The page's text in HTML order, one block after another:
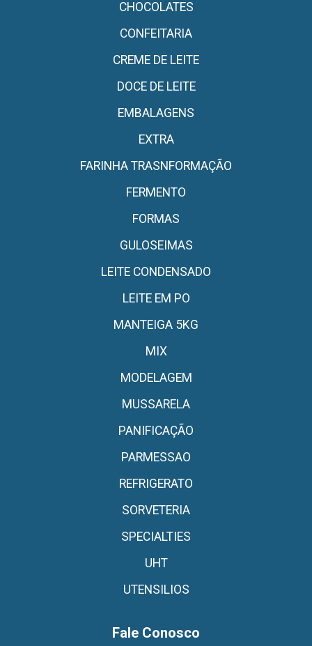
CHOCOLATES
CONFEITARIA
CREME DE LEITE
DOCE DE LEITE
EMBALAGENS
EXTRA
FARINHA TRASNFORMAÇÃO
FERMENTO
FORMAS
GULOSEIMAS
LEITE CONDENSADO
LEITE EM PO
MANTEIGA 5KG
MIX
MODELAGEM
MUSSARELA
PANIFICAÇÃO
PARMESSAO
REFRIGERATO
SORVETERIA
SPECIALTIES
UHT
UTENSILIOS
Fale Conosco